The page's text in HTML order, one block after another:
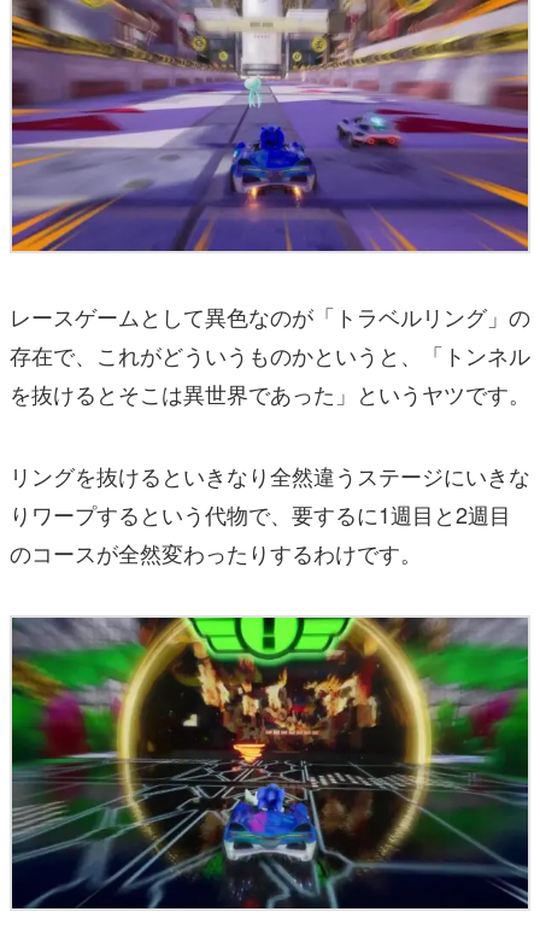
レースゲームとして異色なのが「トラベルリング」の
存在で、これがどういうものかというと、「トンネル
を抜けるとそこは異世界であった」というヤツです。
リングを抜けるといきなり全然違うステージにいきな
りワープするという代物で、要するに1週目と2週目
のコースが全然変わったりするわけです。